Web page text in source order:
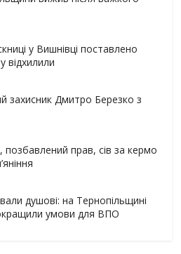
у Вишнівці поставлено
відхилили
захисник Дмитро Березко з
позбавлений прав, сів за кермо
душові: на Тернопільщині
умови для ВПО